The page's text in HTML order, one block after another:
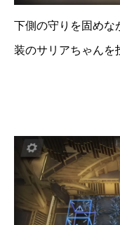
下側の守りを固めな
装のサリアちゃんを